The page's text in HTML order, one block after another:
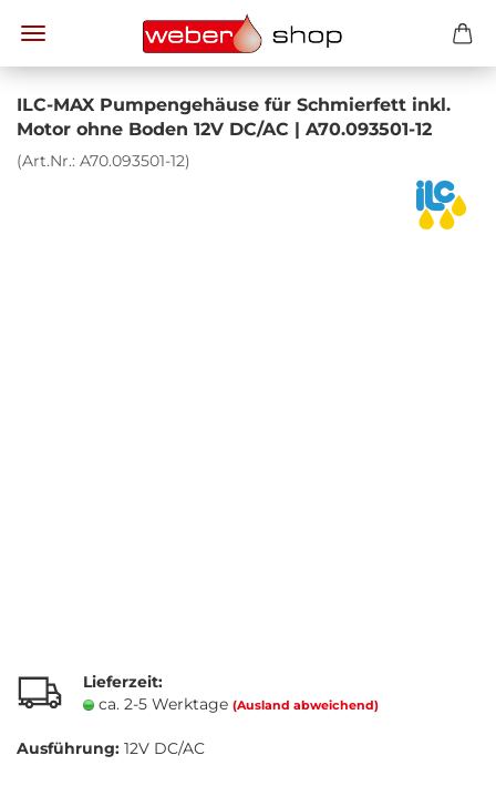
ILC-​MAX Pum­pen­ge­häu­se für Schmier­fett inkl.
Motor ohne Boden 12V DC/AC | A70.093501-​12
(Art.Nr.: A70.093501-​12)
Lieferzeit:
ca. 2-5 Werktage (Ausland abweichend)
Ausführung: 12V DC/AC